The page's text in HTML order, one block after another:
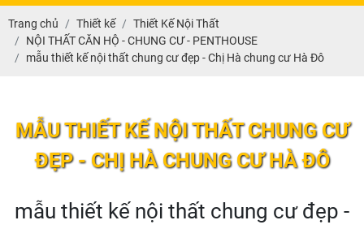
Trang chủ Thiết kế
Thiết Kế Nội Thất
NỘI THẤT CĂN HỘ - CHUNG CƯ - PENTHOUSE
mẫu thiết kế nội thất chung cư đẹp - Chị Hà chung cư Hà Đô
MẪU THIẾT KẾ NỘI THẤT CHUNG CƯ
ĐẸP - CHỊ HÀ CHUNG CƯ HÀ ĐÔ
mẫu thiết kế nội thất chung cư đẹp -